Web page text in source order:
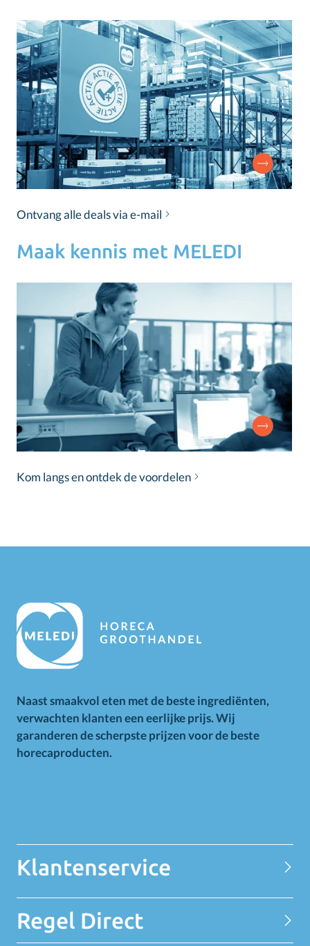
Ontvang alle deals via e-mail
Maak kennis met MELEDI
Kom langs en ontdek de voordelen
Naast smaakvol eten met de beste ingrediënten,
verwachten klanten een eerlijke prijs. Wij
garanderen de scherpste prijzen voor de beste
horecaproducten.
Klantenservice
Contact
Privacy Statement
Regel Direct